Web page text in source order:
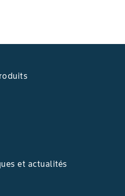
et actualités